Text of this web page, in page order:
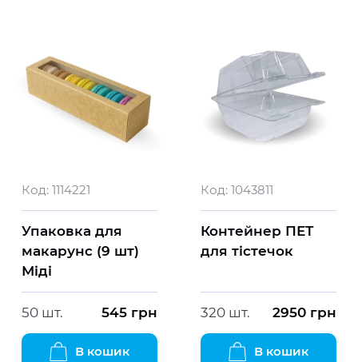
Код: 1114221
Упаковка для
макарунс (9 шт)
Міді
50 шт. 545 грн
В кошик
Код: 1043811
Контейнер ПЕТ
для тістечок
320 шт. 2950 грн
В кошик